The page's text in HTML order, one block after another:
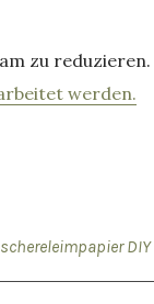
zu reduzieren.
werden.
DIY